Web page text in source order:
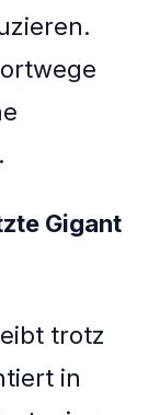
Gigant
trotz
in